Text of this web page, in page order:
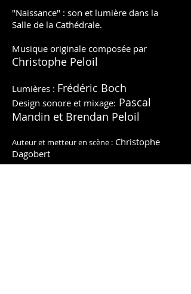
"Naissance" : son et lumière dans la
Salle de la Cathédrale.
Musique originale composée par
Christophe Peloil
Lumières : Frédéric Boch
Design sonore et mixage: Pascal
Mandin et Brendan Peloil
Auteur et metteur en scène : Christophe
Dagobert